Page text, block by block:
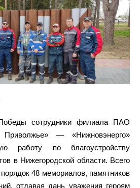
сотрудники филиала ПАО
— «Нижновэнерго»
работу по благоустройству
в Нижегородской области. Всего
48 мемориалов, памятников
отдавая дань уважения героям